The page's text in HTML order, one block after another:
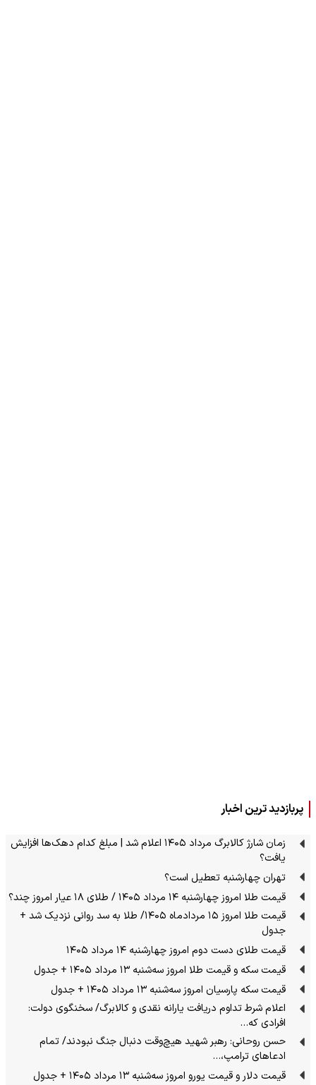
پربازدید ترین اخبار
زمان شارژ کالابرگ مرداد ۱۴۰۵ اعلام شد | مبلغ کدام دهک‌ها افزایش
یافت؟
تهران چهارشنبه تعطیل است؟
قیمت طلا امروز چهارشنبه ۱۴ مرداد ۱۴۰۵ / طلای ۱۸ عیار امروز چند؟
قیمت طلا امروز ۱۵ مردادماه ۱۴۰۵/ طلا به سد روانی نزدیک شد +
جدول
قیمت طلای دست دوم امروز چهارشنبه ۱۴ مرداد ۱۴۰۵
قیمت سکه و قیمت طلا امروز سه‌شنبه ۱۳ مرداد ۱۴۰۵ + جدول
قیمت سکه پارسیان امروز سه‌شنبه ۱۳ مرداد ۱۴۰۵ + جدول
اعلام شرط تداوم دریافت یارانه نقدی و کالابرگ/ سخنگوی دولت:
افرادی که…
حسن روحانی: رهبر شهید هیچ‌وقت دنبال جنگ نبودند/ تمام
ادعاهای ترامپ،…
قیمت دلار و قیمت یورو امروز سه‌شنبه ۱۳ مرداد ۱۴۰۵ + جدول